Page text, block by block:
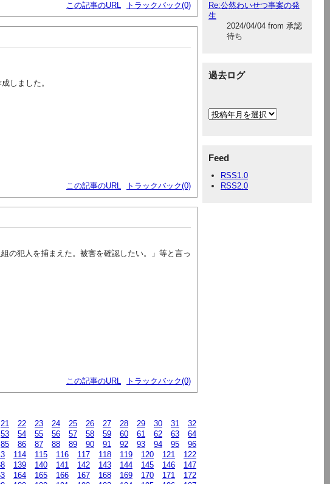
Re:公然わいせつ事案の発
生
2024/04/04 from 承認
待ち
過去ログ
Feed
RSS1.0
RSS2.0
この記事のURL トラックバック(0)
しました。
この記事のURL トラックバック(0)
の犯人を捕まえた。被害を確認したい。」等と言っ
この記事のURL トラックバック(0)
21 22 23 24 25 26 27 28 29 30 31
32
53 54 55 56 57 58 59 60 61 62 63
64
85 86 87 88 89 90 91 92 93 94 95
96
114 115 116 117 118 119 120 121
122
139 140 141 142 143 144 145 146
147
164 165 166 167 168 169 170 171
172